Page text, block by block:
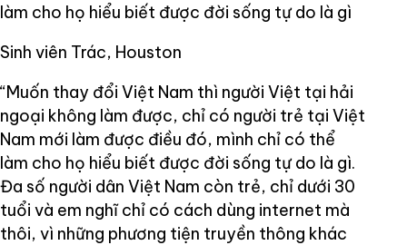
làm cho họ hiểu biết được đời sống tự do là gì
Sinh viên Trác, Houston
“Muốn thay đổi Việt Nam thì người Việt tại hải
ngoại không làm được, chỉ có người trẻ tại Việt
Nam mới làm được điều đó, mình chỉ có thể
làm cho họ hiểu biết được đời sống tự do là gì.
Đa số người dân Việt Nam còn trẻ, chỉ dưới 30
tuổi và em nghĩ chỉ có cách dùng internet mà
thôi, vì những phương tiện truyền thông khác